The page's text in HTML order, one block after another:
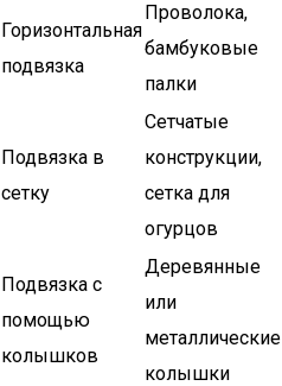
Горизонтальная
подвязка
Проволока,
бамбуковые
палки
Подвязка в
сетку
Сетчатые
конструкции,
сетка для
огурцов
Подвязка с
помощью
колышков
Деревянные
или
металлические
колышки